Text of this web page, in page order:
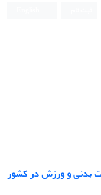
بدنی و ورزش در کشور